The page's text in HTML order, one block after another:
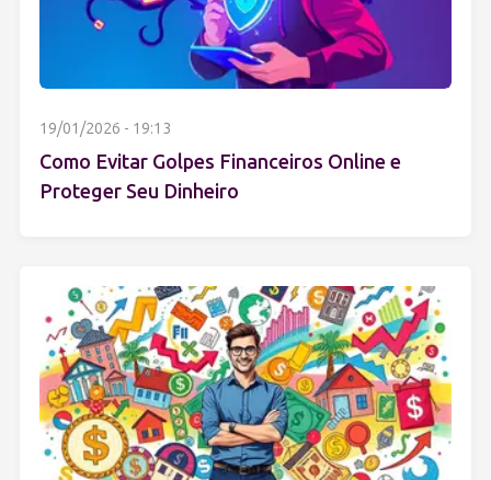
19/01/2026 - 19:13
Como Evitar Golpes Financeiros Online e
Proteger Seu Dinheiro